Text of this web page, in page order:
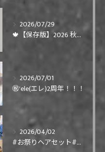
2026/07/29
🍁【保存版】2026 秋まつりヘアセット ご予約について🍁
2026/07/01
㊗️'ele(エレ)2周年！！！
2026/04/02
#お祭りヘアセット#祭りヘア#祭り髪型